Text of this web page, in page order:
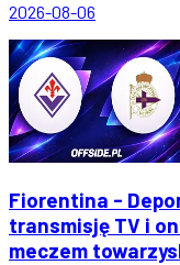
2026-08-06
Fiorentina -
transmisję TV i
meczem